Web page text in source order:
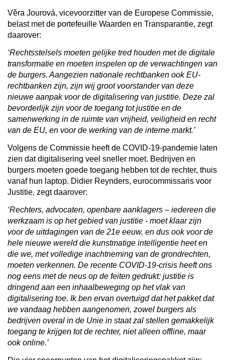
Věra Jourová, vicevoorzitter van de Europese Commissie,
belast met de portefeuille Waarden en Transparantie, zegt
daarover:
‘Rechtsstelsels moeten gelijke tred houden met de digitale
transformatie en moeten inspelen op de verwachtingen van
de burgers. Aangezien nationale rechtbanken ook EU-
rechtbanken zijn, zijn wij groot voorstander van deze
nieuwe aanpak voor de digitalisering van justitie. Deze zal
bevorderlijk zijn voor de toegang tot justitie en de
samenwerking in de ruimte van vrijheid, veiligheid en recht
van de EU, en voor de werking van de interne markt.’
Volgens de Commissie heeft de COVID-19-pandemie laten
zien dat digitalisering veel sneller moet. Bedrijven en
burgers moeten goede toegang hebben tot de rechter, thuis
vanaf hun laptop. Didier Reynders, eurocommissaris voor
Justitie, zegt daarover:
‘Rechters, advocaten, openbare aanklagers – iedereen die
werkzaam is op het gebied van justitie - moet klaar zijn
voor de uitdagingen van de 21e eeuw, en dus ook voor de
hele nieuwe wereld die kunstmatige intelligentie heet en
die we, met volledige inachtneming van de grondrechten,
moeten verkennen. De recente COVID-19-crisis heeft ons
nog eens met de neus op de feiten gedrukt: justitie is
dringend aan een inhaalbeweging op het vlak van
digitalisering toe. Ik ben ervan overtuigd dat het pakket dat
we vandaag hebben aangenomen, zowel burgers als
bedrijven overal in de Unie in staat zal stellen gemakkelijk
toegang te krijgen tot de rechter, niet alleen offline, maar
ook online.’